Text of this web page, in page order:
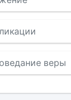
веры